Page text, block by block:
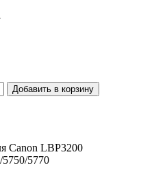
Добавить в корзину
Canon LBP3200
5770